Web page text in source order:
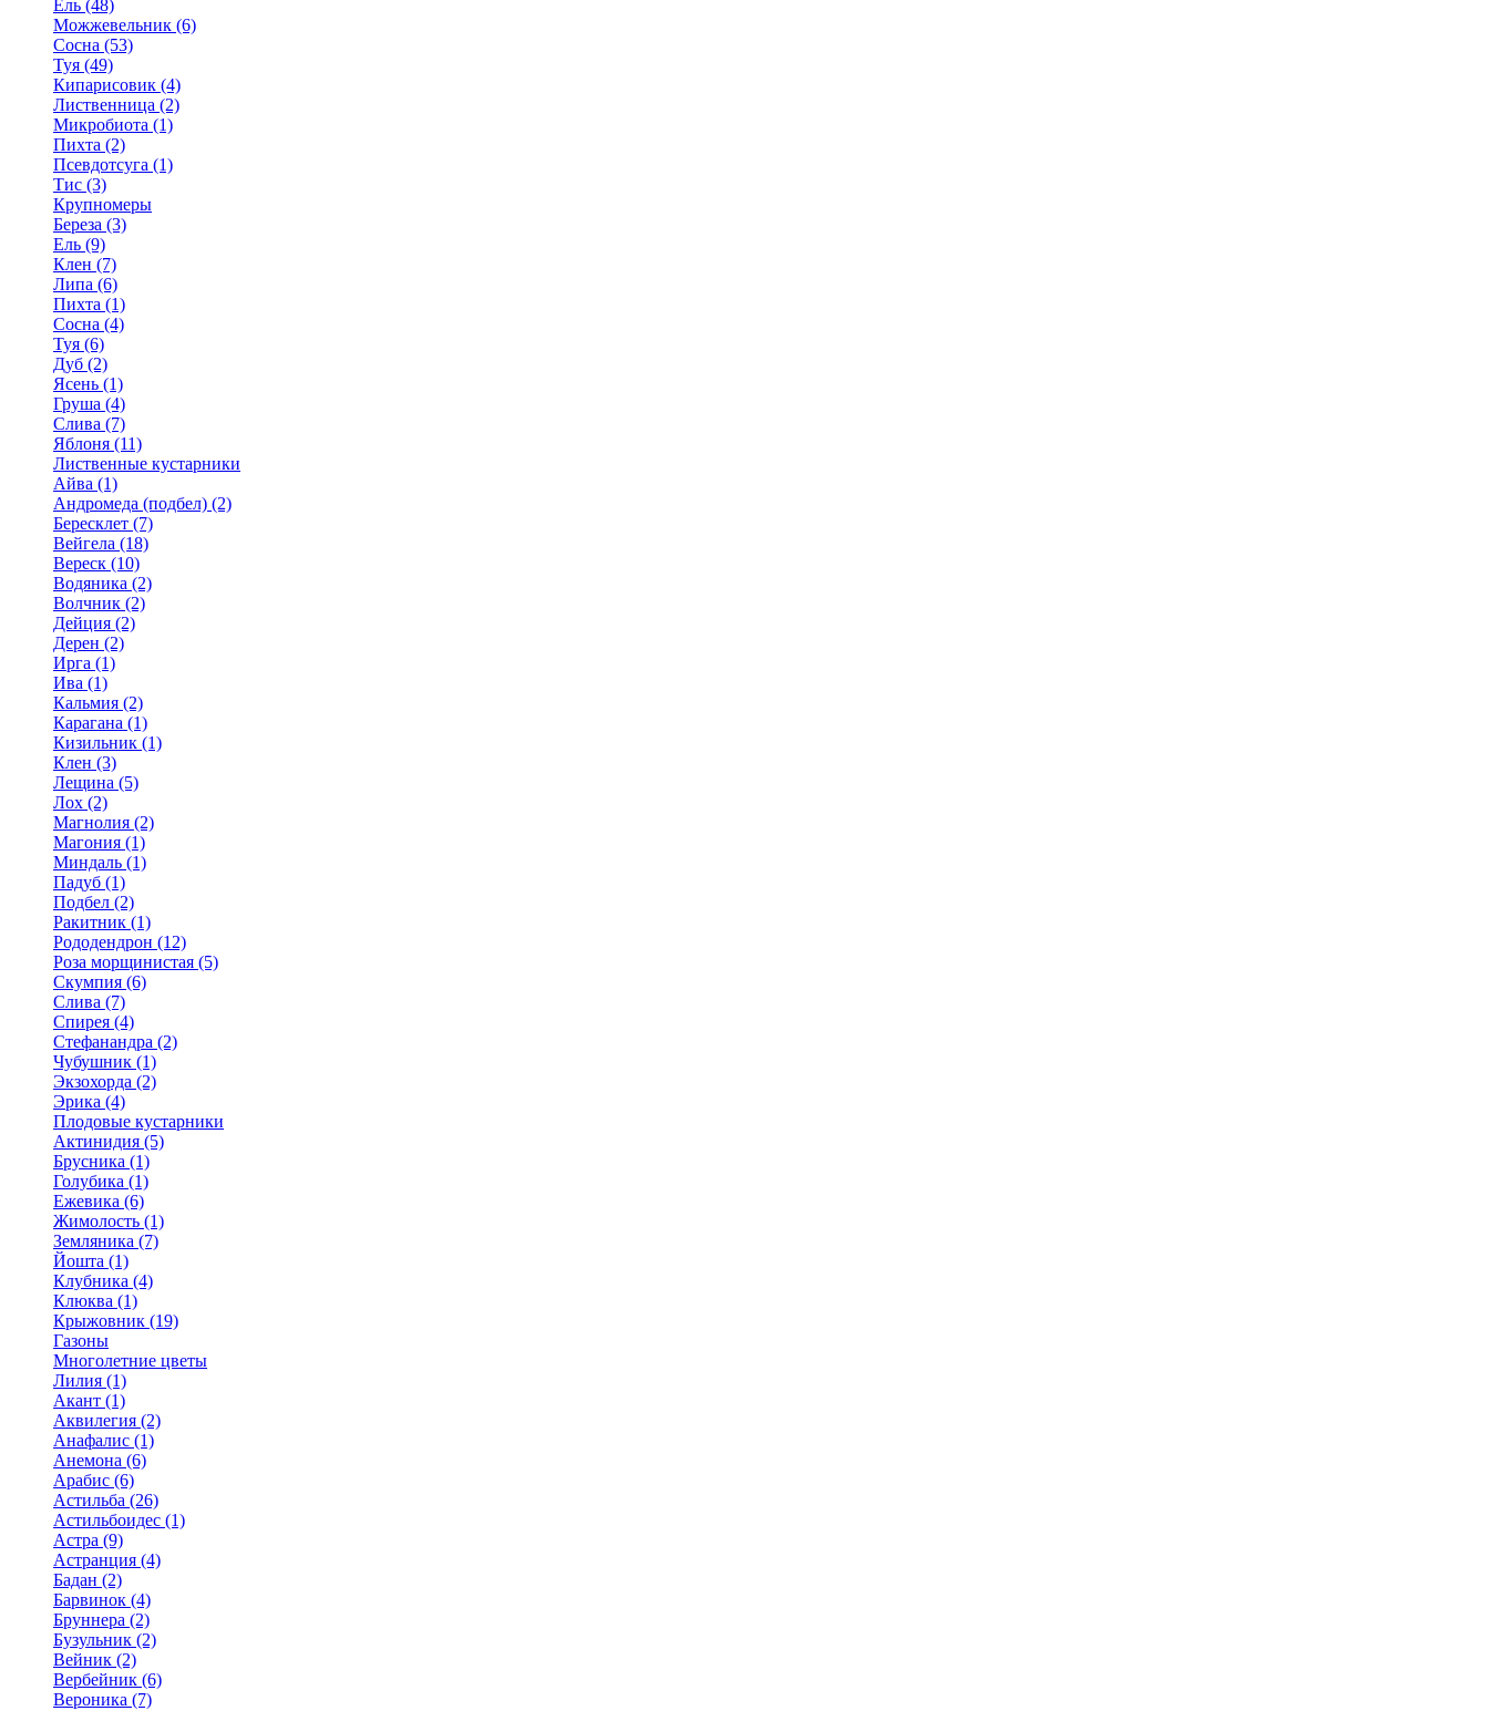
Ель (48)
Можжевельник (6)
Сосна (53)
Туя (49)
Кипарисовик (4)
Лиственница (2)
Микробиота (1)
Пихта (2)
Псевдотсуга (1)
Тис (3)
Крупномеры
Береза (3)
Ель (9)
Клен (7)
Липа (6)
Пихта (1)
Сосна (4)
Туя (6)
Дуб (2)
Ясень (1)
Груша (4)
Слива (7)
Яблоня (11)
Лиственные кустарники
Айва (1)
Андромеда (подбел) (2)
Бересклет (7)
Вейгела (18)
Вереск (10)
Водяника (2)
Волчник (2)
Дейция (2)
Дерен (2)
Ирга (1)
Ива (1)
Кальмия (2)
Карагана (1)
Кизильник (1)
Клен (3)
Лещина (5)
Лох (2)
Магнолия (2)
Магония (1)
Миндаль (1)
Падуб (1)
Подбел (2)
Ракитник (1)
Рододендрон (12)
Роза морщинистая (5)
Скумпия (6)
Слива (7)
Спирея (4)
Стефанандра (2)
Чубушник (1)
Экзохорда (2)
Эрика (4)
Плодовые кустарники
Актинидия (5)
Брусника (1)
Голубика (1)
Ежевика (6)
Жимолость (1)
Земляника (7)
Йошта (1)
Клубника (4)
Клюква (1)
Крыжовник (19)
Газоны
Многолетние цветы
Лилия (1)
Акант (1)
Аквилегия (2)
Анафалис (1)
Анемона (6)
Арабис (6)
Астильба (26)
Астильбоидес (1)
Астра (9)
Астранция (4)
Бадан (2)
Барвинок (4)
Бруннера (2)
Бузульник (2)
Вейник (2)
Вербейник (6)
Вероника (7)